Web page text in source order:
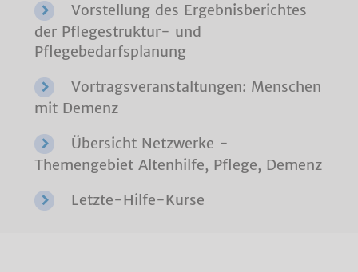
Vorstellung des Ergebnisberichtes
der Pflegestruktur- und
Pflegebedarfsplanung
Vortragsveranstaltungen: Menschen
mit Demenz
Übersicht Netzwerke -
Themengebiet Altenhilfe, Pflege, Demenz
Letzte-Hilfe-Kurse